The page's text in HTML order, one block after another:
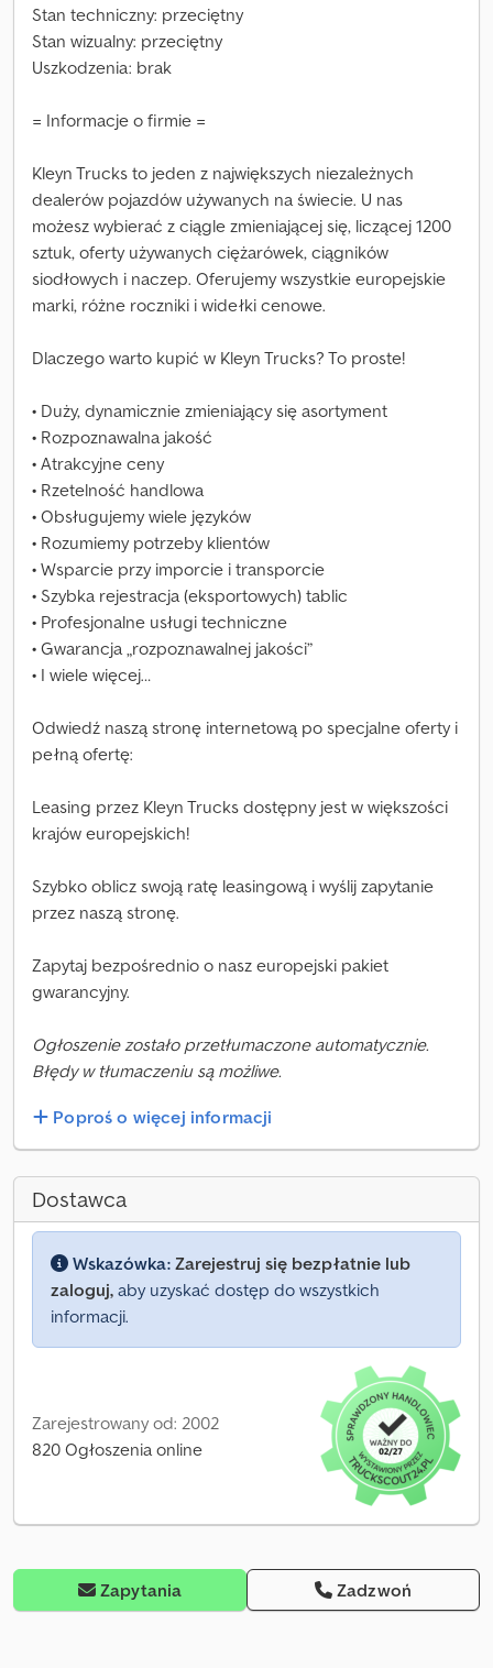
Stan techniczny: przeciętny
Stan wizualny: przeciętny
Uszkodzenia: brak
= Informacje o firmie =
Kleyn Trucks to jeden z największych niezależnych
dealerów pojazdów używanych na świecie. U nas
możesz wybierać z ciągle zmieniającej się, liczącej 1200
sztuk, oferty używanych ciężarówek, ciągników
siodłowych i naczep. Oferujemy wszystkie europejskie
marki, różne roczniki i widełki cenowe.
Dlaczego warto kupić w Kleyn Trucks? To proste!
• Duży, dynamicznie zmieniający się asortyment
• Rozpoznawalna jakość
• Atrakcyjne ceny
• Rzetelność handlowa
• Obsługujemy wiele języków
• Rozumiemy potrzeby klientów
• Wsparcie przy imporcie i transporcie
• Szybka rejestracja (eksportowych) tablic
• Profesjonalne usługi techniczne
• Gwarancja „rozpoznawalnej jakości”
• I wiele więcej…
Odwiedź naszą stronę internetową po specjalne oferty i
pełną ofertę:
Leasing przez Kleyn Trucks dostępny jest w większości
krajów europejskich!
Szybko oblicz swoją ratę leasingową i wyślij zapytanie
przez naszą stronę.
Zapytaj bezpośrednio o nasz europejski pakiet
gwarancyjny.
Ogłoszenie zostało przetłumaczone automatycznie.
Błędy w tłumaczeniu są możliwe.
Poproś o więcej informacji
Dostawca
Wskazówka: Zarejestruj się bezpłatnie lub
zaloguj, aby uzyskać dostęp do wszystkich
informacji.
Zarejestrowany od: 2002
820 Ogłoszenia online
Zapytania Zadzwoń